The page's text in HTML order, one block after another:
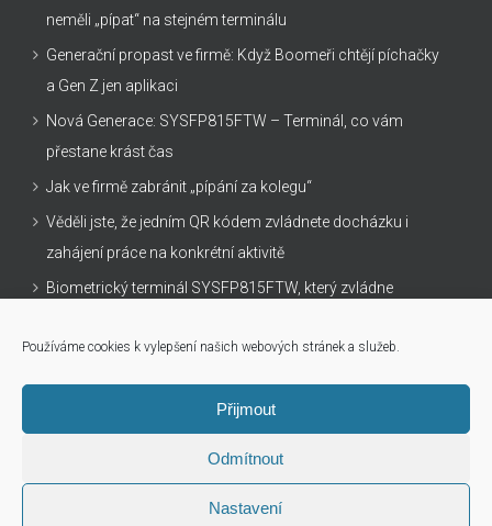
Používáme cookies k vylepšení našich webových stránek a služeb.
Přijmout
Odmítnout
Nastavení
neměli „pípat“ na stejném terminálu
Generační propast ve firmě: Když Boomeři chtějí píchačky
a Gen Z jen aplikaci
Nová Generace: SYSFP815FTW – Terminál, co vám
přestane krást čas
Jak ve firmě zabránit „pípání za kolegu“
Věděli jste, že jedním QR kódem zvládnete docházku i
zahájení práce na konkrétní aktivitě
Biometrický terminál SYSFP815FTW, který zvládne
info@sysdo.cz| +420 548 216 707 |Eurosat CS, spol. s r.o.©2026